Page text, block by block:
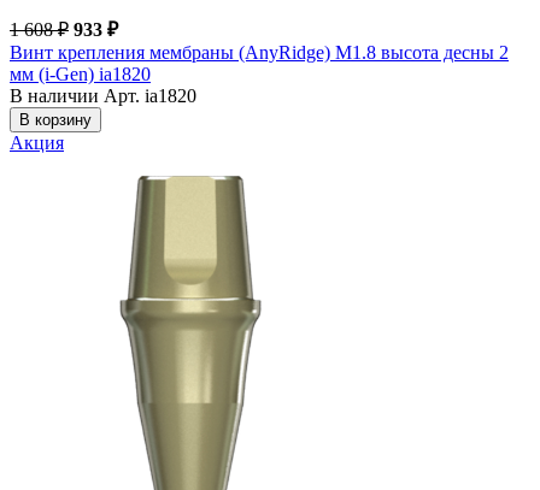
1 608 ₽ 933 ₽
Винт крепления мембраны (AnyRidge) М1.8 высота десны 2
мм (i-Gen) ia1820
В наличии Арт. ia1820
В корзину
Акция